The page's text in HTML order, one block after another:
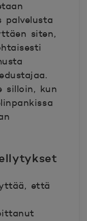
palvelusta
siten,
silloin, kun
että